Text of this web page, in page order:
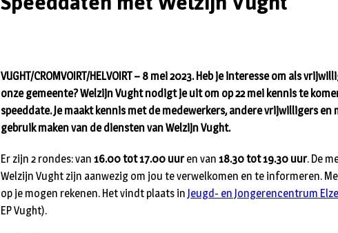
VUGHT/CROMVOIRT/HELVOIRT – 8 mei 2023. Heb je interesse om als
onze gemeente? Welzijn Vught nodigt je uit om op 22 mei kennis te
speeddate. Je maakt kennis met de medewerkers, andere vrijwilligers
gebruik maken van de diensten van Welzijn Vught.
Er zijn 2 rondes: van16.00 tot 17.00 uuren van18.30 tot 19.30 uur. De
Welzijn Vught zijn aanwezig om jou te verwelkomen en te informeren.
op je mogen rekenen. Het vindt plaats inJeugd- en Jongerencentrum
EP Vught).